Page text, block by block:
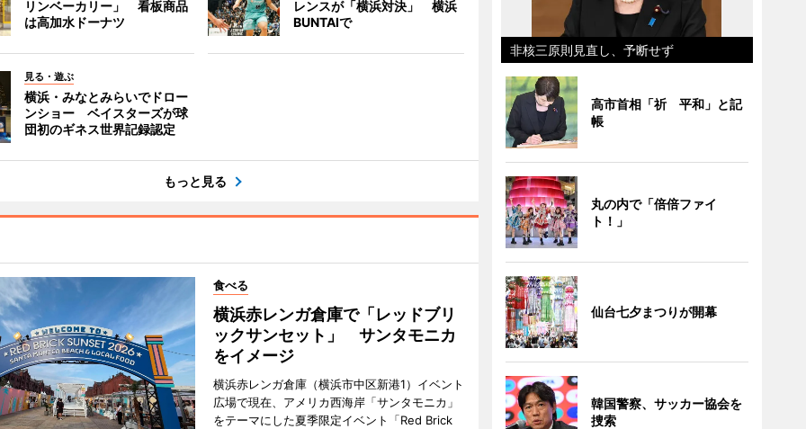
リンベーカリー」 看板商品
は高加水ドーナツ
レンスが「横浜対決」 横浜
BUNTAIで
見る・遊ぶ
横浜・みなとみらいでドロー
ンショー ベイスターズが球
団初のギネス世界記録認定
もっと見る
食べる
横浜赤レンガ倉庫で「レッドブリ
ックサンセット」 サンタモニカ
をイメージ
横浜赤レンガ倉庫（横浜市中区新港1）イベント
広場で現在、アメリカ西海岸「サンタモニカ」
をテーマにした夏季限定イベント「Red Brick
非核三原則見直し、予断せず
高市首相「祈 平和」と記
帳
丸の内で「倍倍ファイ
ト！」
仙台七夕まつりが開幕
韓国警察、サッカー協会を
捜索